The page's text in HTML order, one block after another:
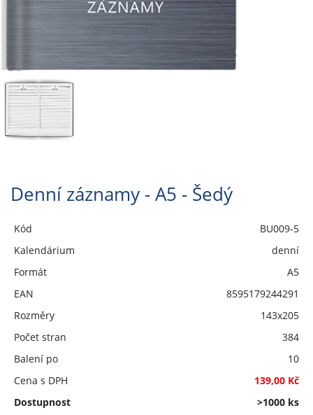
Denní záznamy - A5 - Šedý
Kód
BU009-5
Kalendárium
denní
Formát
A5
EAN
8595179244291
Rozměry
143x205
Počet stran
384
Balení po
10
Cena s DPH
139,00 Kč
Dostupnost
>1000 ks